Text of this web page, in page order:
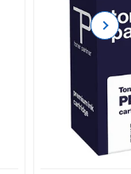
Next